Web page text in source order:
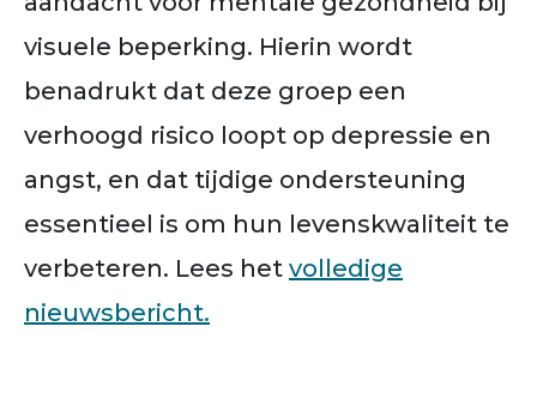
visuele beperking. Hierin wordt
benadrukt dat deze groep een
verhoogd risico loopt op depressie en
angst, en dat tijdige ondersteuning
essentieel is om hun levenskwaliteit te
verbeteren. Lees het volledige
nieuwsbericht.